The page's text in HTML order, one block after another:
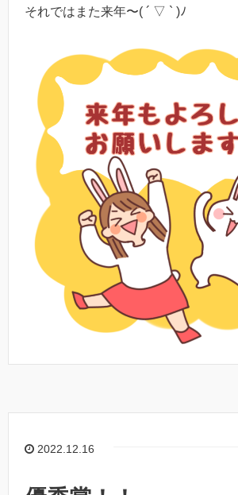
それではまた来年〜( ´ ▽ ` )ﾉ
2022.12.16